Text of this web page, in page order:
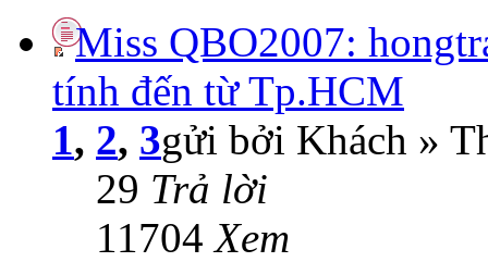
Miss QBO2007:
tính đến từ Tp.HCM
1, 2, 3gửi bởi Khách »
29 Trả lời
11704Xem